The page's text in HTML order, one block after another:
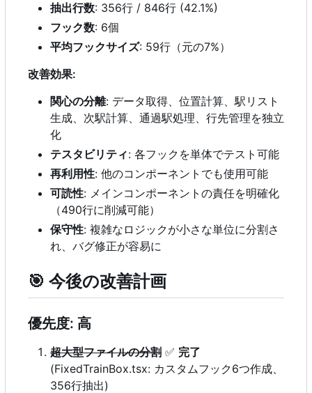
抽出行数: 356行 / 846行 (42.1%)
フック数: 6個
平均フックサイズ: 59行（元の7%）
改善効果:
関心の分離: データ取得、位置計算、駅リスト
生成、次駅計算、通過駅処理、行先管理を独立
化
テスタビリティ: 各フックを単体でテスト可能
再利用性: 他のコンポーネントでも使用可能
可読性: メインコンポーネントの責任を明確化
（490行に削減可能）
保守性: 複雑なロジックが小さな単位に分割さ
れ、バグ修正が容易に
🎯 今後の改善計画
優先度: 高
超大型ファイルの分割 ✅ 完了
(FixedTrainBox.tsx: カスタムフック6つ作成、
356行抽出)